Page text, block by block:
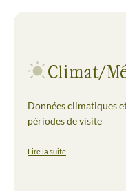
Climat/
Données climatiques
périodes de visite
Lire la suite